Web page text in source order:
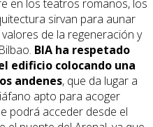
en los teatros romanos, los
sirvan para aunar
de la regeneración y
BIA ha respetado
edificio colocando una
andenes, que da lugar a
apto para acoger
podrá acceder desde el